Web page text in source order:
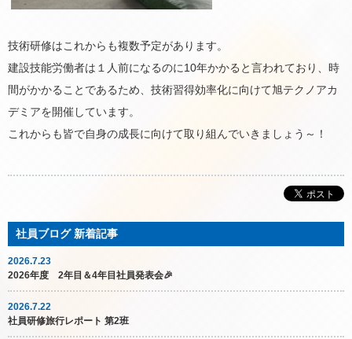
技術研修はこれからも複数予定があります。
建設技能労働者は１人前になるのに10年かかると言われており、時
間がかかることであるため、技術習得効率化に向けて旭テクノアカ
デミアを開催しています。
これからも皆で自身の成長に向けて取り組んでいきましょう～！
2026.7.23
2026年度 2年目＆4年目社員発表会🎉
2026.7.22
社員研修旅行レポート 第2班